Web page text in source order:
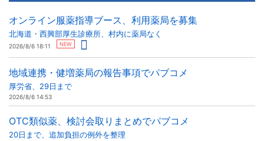
オンライン服薬指導ブース、利用薬局を募集
北海道・西興部厚生診療所、村内に薬局なく
2026/8/6 18:11 NEW
地域連携・健増薬局の報告事項でパブコメ
厚労省、29日まで
2026/8/6 14:53
OTC類似薬、検討会取りまとめでパブコメ
20日まで、追加負担の例外を整理